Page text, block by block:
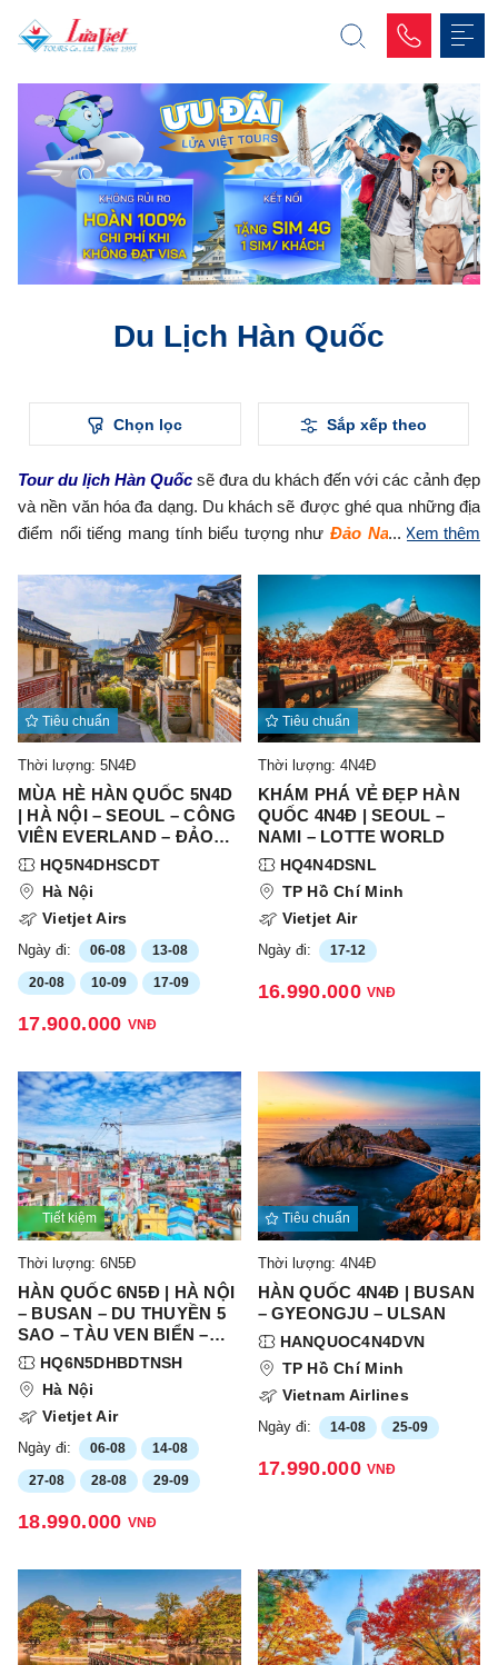
Du Lịch Hàn Quốc
Chọn lọc Sắp xếp theo
Tour du lịch Hàn Quốc sẽ đưa du khách đến với các cảnh đẹp
và nền văn hóa đa dạng. Du khách sẽ được ghé qua những địa
điểm nổi tiếng mang tính biểu tượng như Đảo Nami, Tháp N’
được tham gia vào nhiều hoạt động thú vị như mặc Hanbok,
dạo chợ đêmthưởng thức món ăn đường phố,… Chần chờ gì
nữa mà không đặt tour tại Lửa Việt ngay thôi nào và nhận nhiều
ưu đãi đặc quyền.
Xem thêm
Tiêu chuẩn
Thời lượng: 5N4Đ
MÙA HÈ HÀN QUỐC 5N4D
| HÀ NỘI – SEOUL – CÔNG
VIÊN EVERLAND – ĐẢO
NAMI – THÁP NAMSAN
HQ5N4DHSCDT
Hà Nội
Vietjet Airs
Ngày đi: 06-08 13-08
20-08 10-09 17-09
17.900.000 VNĐ
Tiêu chuẩn
Thời lượng: 4N4Đ
KHÁM PHÁ VẺ ĐẸP HÀN
QUỐC 4N4Đ | SEOUL –
NAMI – LOTTE WORLD
HQ4N4DSNL
TP Hồ Chí Minh
Vietjet Air
Ngày đi: 17-12
16.990.000 VNĐ
Tiết kiệm
Thời lượng: 6N5Đ
HÀN QUỐC 6N5Đ | HÀ NỘI
– BUSAN – DU THUYỀN 5
SAO – TÀU VEN BIỂN –
NAMI – SEOUL – HÀ NỘI
HQ6N5DHBDTNSH
Hà Nội
Vietjet Air
Ngày đi: 06-08 14-08
27-08 28-08 29-09
18.990.000 VNĐ
Tiêu chuẩn
Thời lượng: 4N4Đ
HÀN QUỐC 4N4Đ | BUSAN
– GYEONGJU – ULSAN
HANQUOC4N4DVN
TP Hồ Chí Minh
Vietnam Airlines
Ngày đi: 14-08 25-09
17.990.000 VNĐ